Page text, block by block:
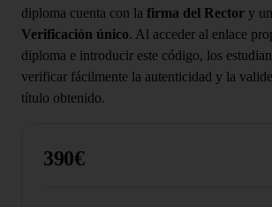
diploma cuenta con la firma del Rector y un
Verificación único. Al acceder al enlace
diploma e introducir este código, los
verificar fácilmente la autenticidad y la
título obtenido.
390€